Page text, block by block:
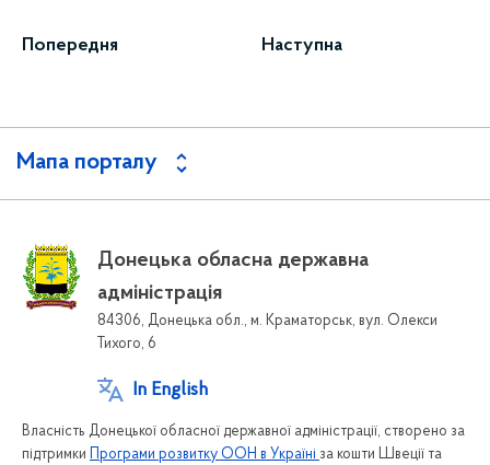
Попередня Наступна
Мапа порталу
Донецька обласна державна
адміністрація
84306, Донецька обл., м. Краматорськ, вул. Олекси
Тихого, 6
In English
Власність Донецької обласної державної адміністрації, створено за
підтримки Програми розвитку ООН в Україні за кошти Швеції та